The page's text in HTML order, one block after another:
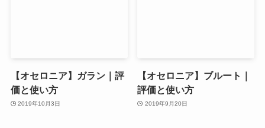
【オセロニア】ガラン｜評
価と使い方
2019年10月3日
【オセロニア】ブルート｜
評価と使い方
2019年9月20日